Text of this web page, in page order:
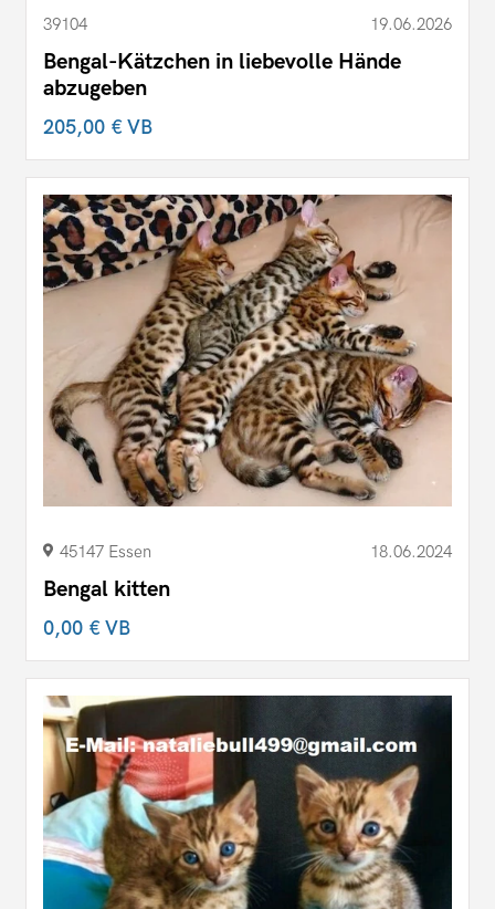
39104 19.06.2026
Bengal-Kätzchen in liebevolle Hände
abzugeben
205,00 €VB
45147 Essen 18.06.2024
Bengal kitten
0,00 €VB